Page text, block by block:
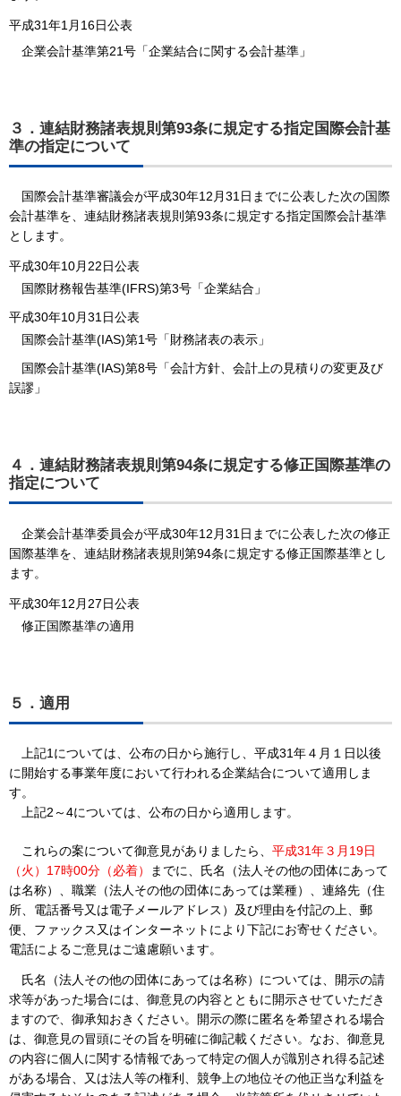
平成31年1月16日公表
企業会計基準第21号「企業結合に関する会計基準」
３．連結財務諸表規則第93条に規定する指定国際会計基
準の指定について
際会計基準審議会が平成30年12月31日までに公表した次の国際
会計基準を、連結財務諸表規則第93条に規定する指定国際会計基準
とします。
平成30年10月22日公表
国際財務報告基準(IFRS)第3号「企業結合」
平成30年10月31日公表
国際会計基準(IAS)第1号「財務諸表の表示」
国際会計基準(IAS)第8号「会計方針、会計上の見積りの変更及び
誤謬」
４．連結財務諸表規則第94条に規定する修正国際基準の
指定について
業会計基準委員会が平成30年12月31日までに公表した次の修正
国際基準を、連結財務諸表規則第94条に規定する修正国際基準とし
ます。
平成30年12月27日公表
修正国際基準の適用
５．適用
上記1については、公布の日から施行し、平成31年４月１日以後
に開始する事業年度において行われる企業結合について適用しま
す。
上記2～4については、公布の日から適用します。
これらの案について御意見がありましたら、 平成31年３月19日
（火）17時00分（必着）
までに、氏名（法人その他の団体にあって
は名称）、職業（法人その他の団体にあっては業種）、連絡先（住
所、電話番号又は電子メールアドレス）及び理由を付記の上、郵
便、ファックス又はインターネットにより下記にお寄せください。
電話によるご意見はご遠慮願います。
氏名（法人その他の団体にあっては名称）については、開示の請
求等があった場合には、御意見の内容とともに開示させていただき
ますので、御承知おきください。開示の際に匿名を希望される場合
は、御意見の冒頭にその旨を明確に御記載ください。なお、御意見
の内容に個人に関する情報であって特定の個人が識別され得る記述
がある場合、又は法人等の権利、競争上の地位その他正当な利益を